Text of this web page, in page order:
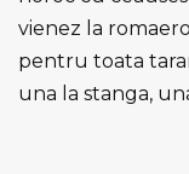
vienez la
pentru toata
una la stanga,